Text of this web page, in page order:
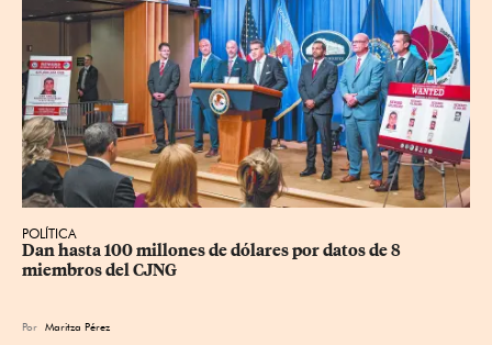
POLÍTICA
Dan hasta 100 millones de dólares por datos de 8
miembros del CJNG
Por Maritza Pérez